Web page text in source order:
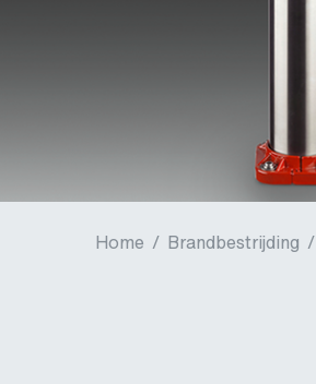
Home / Brandbestrijding /